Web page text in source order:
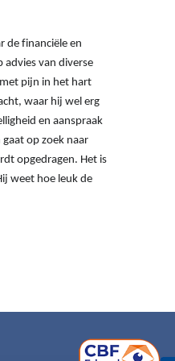
de financiële en
van diverse
pijn in het hart
waar hij wel erg
en aanspraak
op zoek naar
opgedragen. Het is
weet hoe leuk de